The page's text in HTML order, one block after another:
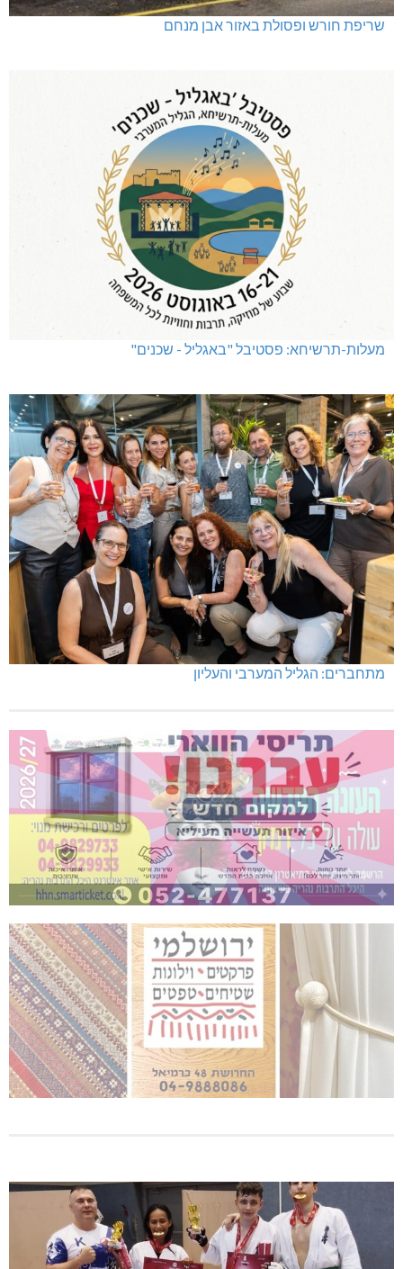
שריפת חורש ופסולת באזור אבן מנחם
מעלות-תרשיחא: פסטיבל "באגליל - שכנים"
מתחברים: הגליל המערבי והעליון